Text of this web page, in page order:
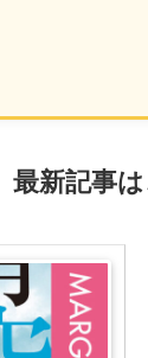
最新記事